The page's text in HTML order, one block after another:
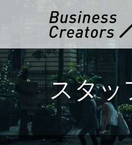
スタッ